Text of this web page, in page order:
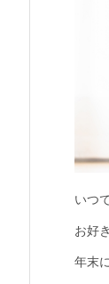
いつ
お好
年末